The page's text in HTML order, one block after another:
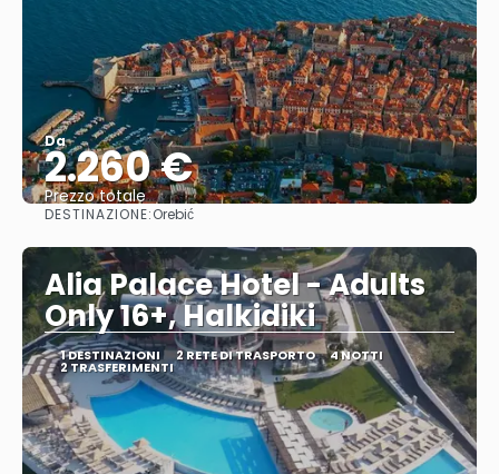
Da
2.260 €
Prezzo totale
DESTINAZIONE:Orebić
Alia Palace Hotel - Adults
Only 16+, Halkidiki
1 DESTINAZIONI 2 RETE DI TRASPORTO 4 NOTTI
2 TRASFERIMENTI